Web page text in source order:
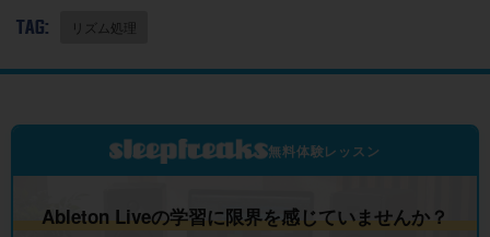
TAG: リズム処理
無料体験レッスン
Ableton Liveの学習に限界を感じていませんか？